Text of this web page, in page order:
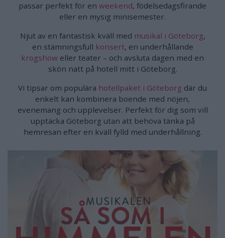
passar perfekt för en weekend, födelsedagsfirande
eller en mysig minisemester.
Njut av en fantastisk kväll med musikal i Göteborg,
en stämningsfull konsert, en underhållande
krogshow eller teater – och avsluta dagen med en
skön natt på hotell mitt i Göteborg.
Vi tipsar om populära hotellpaket i Göteborg där du
enkelt kan kombinera boende med nöjen,
evenemang och upplevelser. Perfekt för dig som vill
upptäcka Göteborg utan att behöva tänka på
hemresan efter en kväll fylld med underhållning.